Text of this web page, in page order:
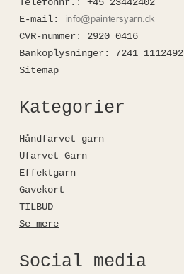
E-mail:
CVR-nummer:
2920 0416
Bankoplysninger:
7241 1112492
Sitemap
Kategorier
Håndfarvet garn
Ufarvet Garn
Effektgarn
Gavekort
TILBUD
Se mere
Social media